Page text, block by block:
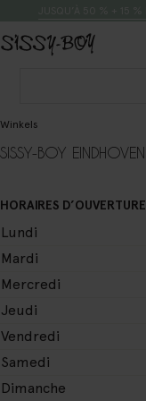
Winkels
SISSY-BOY EINDHOVEN
HORAIRES D’OUVERTURE
Lundi
Mardi
Mercredi
Jeudi
Vendredi
Samedi
Dimanche